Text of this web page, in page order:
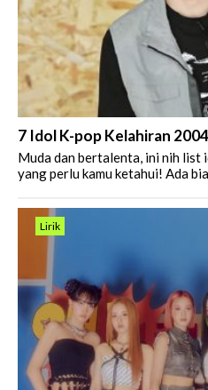
7 Idol K-pop Kelahiran 2004
Muda dan bertalenta, ini nih
yang perlu kamu ketahui! Ada
Lirik